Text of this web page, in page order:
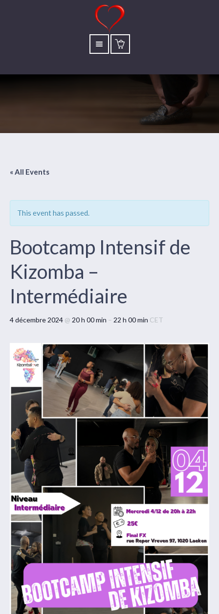
« All Events
This event has passed.
Bootcamp Intensif de
Kizomba –
Intermédiaire
4 décembre 2024 @ 20 h 00 min – 22 h 00 min CET